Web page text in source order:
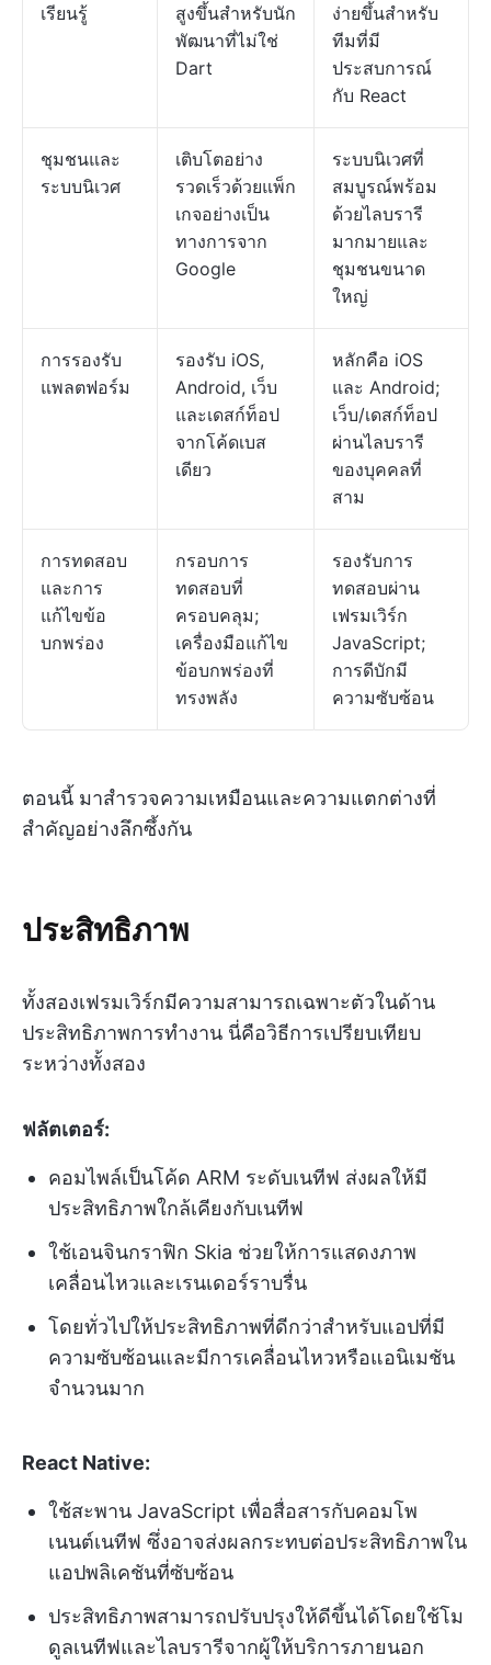
เรียนรู้
สูงขึ้นสำหรับนัก
พัฒนาที่ไม่ใช่
Dart
ง่ายขึ้นสำหรับ
ทีมที่มี
ประสบการณ์
กับ React
ชุมชนและ
ระบบนิเวศ
เติบโตอย่าง
รวดเร็วด้วยแพ็ก
เกจอย่างเป็น
ทางการจาก
Google
ระบบนิเวศที่
สมบูรณ์พร้อม
ด้วยไลบรารี
มากมายและ
ชุมชนขนาด
ใหญ่
การรองรับ
แพลตฟอร์ม
รองรับ iOS,
Android, เว็บ
และเดสก์ท็อป
จากโค้ดเบส
เดียว
หลักคือ iOS
และ Android;
เว็บ/เดสก์ท็อป
ผ่านไลบรารี
ของบุคคลที่
สาม
การทดสอบ
และการ
แก้ไขข้อ
บกพร่อง
กรอบการ
ทดสอบที่
ครอบคลุม;
เครื่องมือแก้ไข
ข้อบกพร่องที่
ทรงพลัง
รองรับการ
ทดสอบผ่าน
เฟรมเวิร์ก
JavaScript;
การดีบักมี
ความซับซ้อน
ตอนนี้ มาสำรวจความเหมือนและความแตกต่างที่
สำคัญอย่างลึกซึ้งกัน
ประสิทธิภาพ
ทั้งสองเฟรมเวิร์กมีความสามารถเฉพาะตัวในด้าน
ประสิทธิภาพการทำงาน นี่คือวิธีการเปรียบเทียบ
ระหว่างทั้งสอง
ฟลัตเตอร์:
คอมไพล์เป็นโค้ด ARM ระดับเนทีฟ ส่งผลให้มี
ประสิทธิภาพใกล้เคียงกับเนทีฟ
ใช้เอนจินกราฟิก Skia ช่วยให้การแสดงภาพ
เคลื่อนไหวและเรนเดอร์ราบรื่น
โดยทั่วไปให้ประสิทธิภาพที่ดีกว่าสำหรับแอปที่มี
ความซับซ้อนและมีการเคลื่อนไหวหรือแอนิเมชัน
จำนวนมาก
React Native:
ใช้สะพาน JavaScript เพื่อสื่อสารกับคอมโพ
เนนต์เนทีฟ ซึ่งอาจส่งผลกระทบต่อประสิทธิภาพใน
แอปพลิเคชันที่ซับซ้อน
ประสิทธิภาพสามารถปรับปรุงให้ดีขึ้นได้โดยใช้โม
ดูลเนทีฟและไลบรารีจากผู้ให้บริการภายนอก